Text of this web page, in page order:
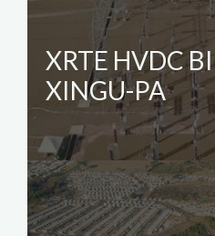
XRTE HVDC
XINGU-PA